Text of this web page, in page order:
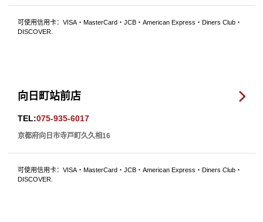
可使用信用卡：VISA・MasterCard・JCB・American Express・Diners Club・
DISCOVER.
向日町站前店
TEL:075-935-6017
京都府向日市寺戸町久久相16
可使用信用卡：VISA・MasterCard・JCB・American Express・Diners Club・
DISCOVER.